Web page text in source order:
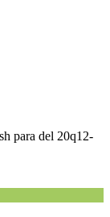
para del 20q12-